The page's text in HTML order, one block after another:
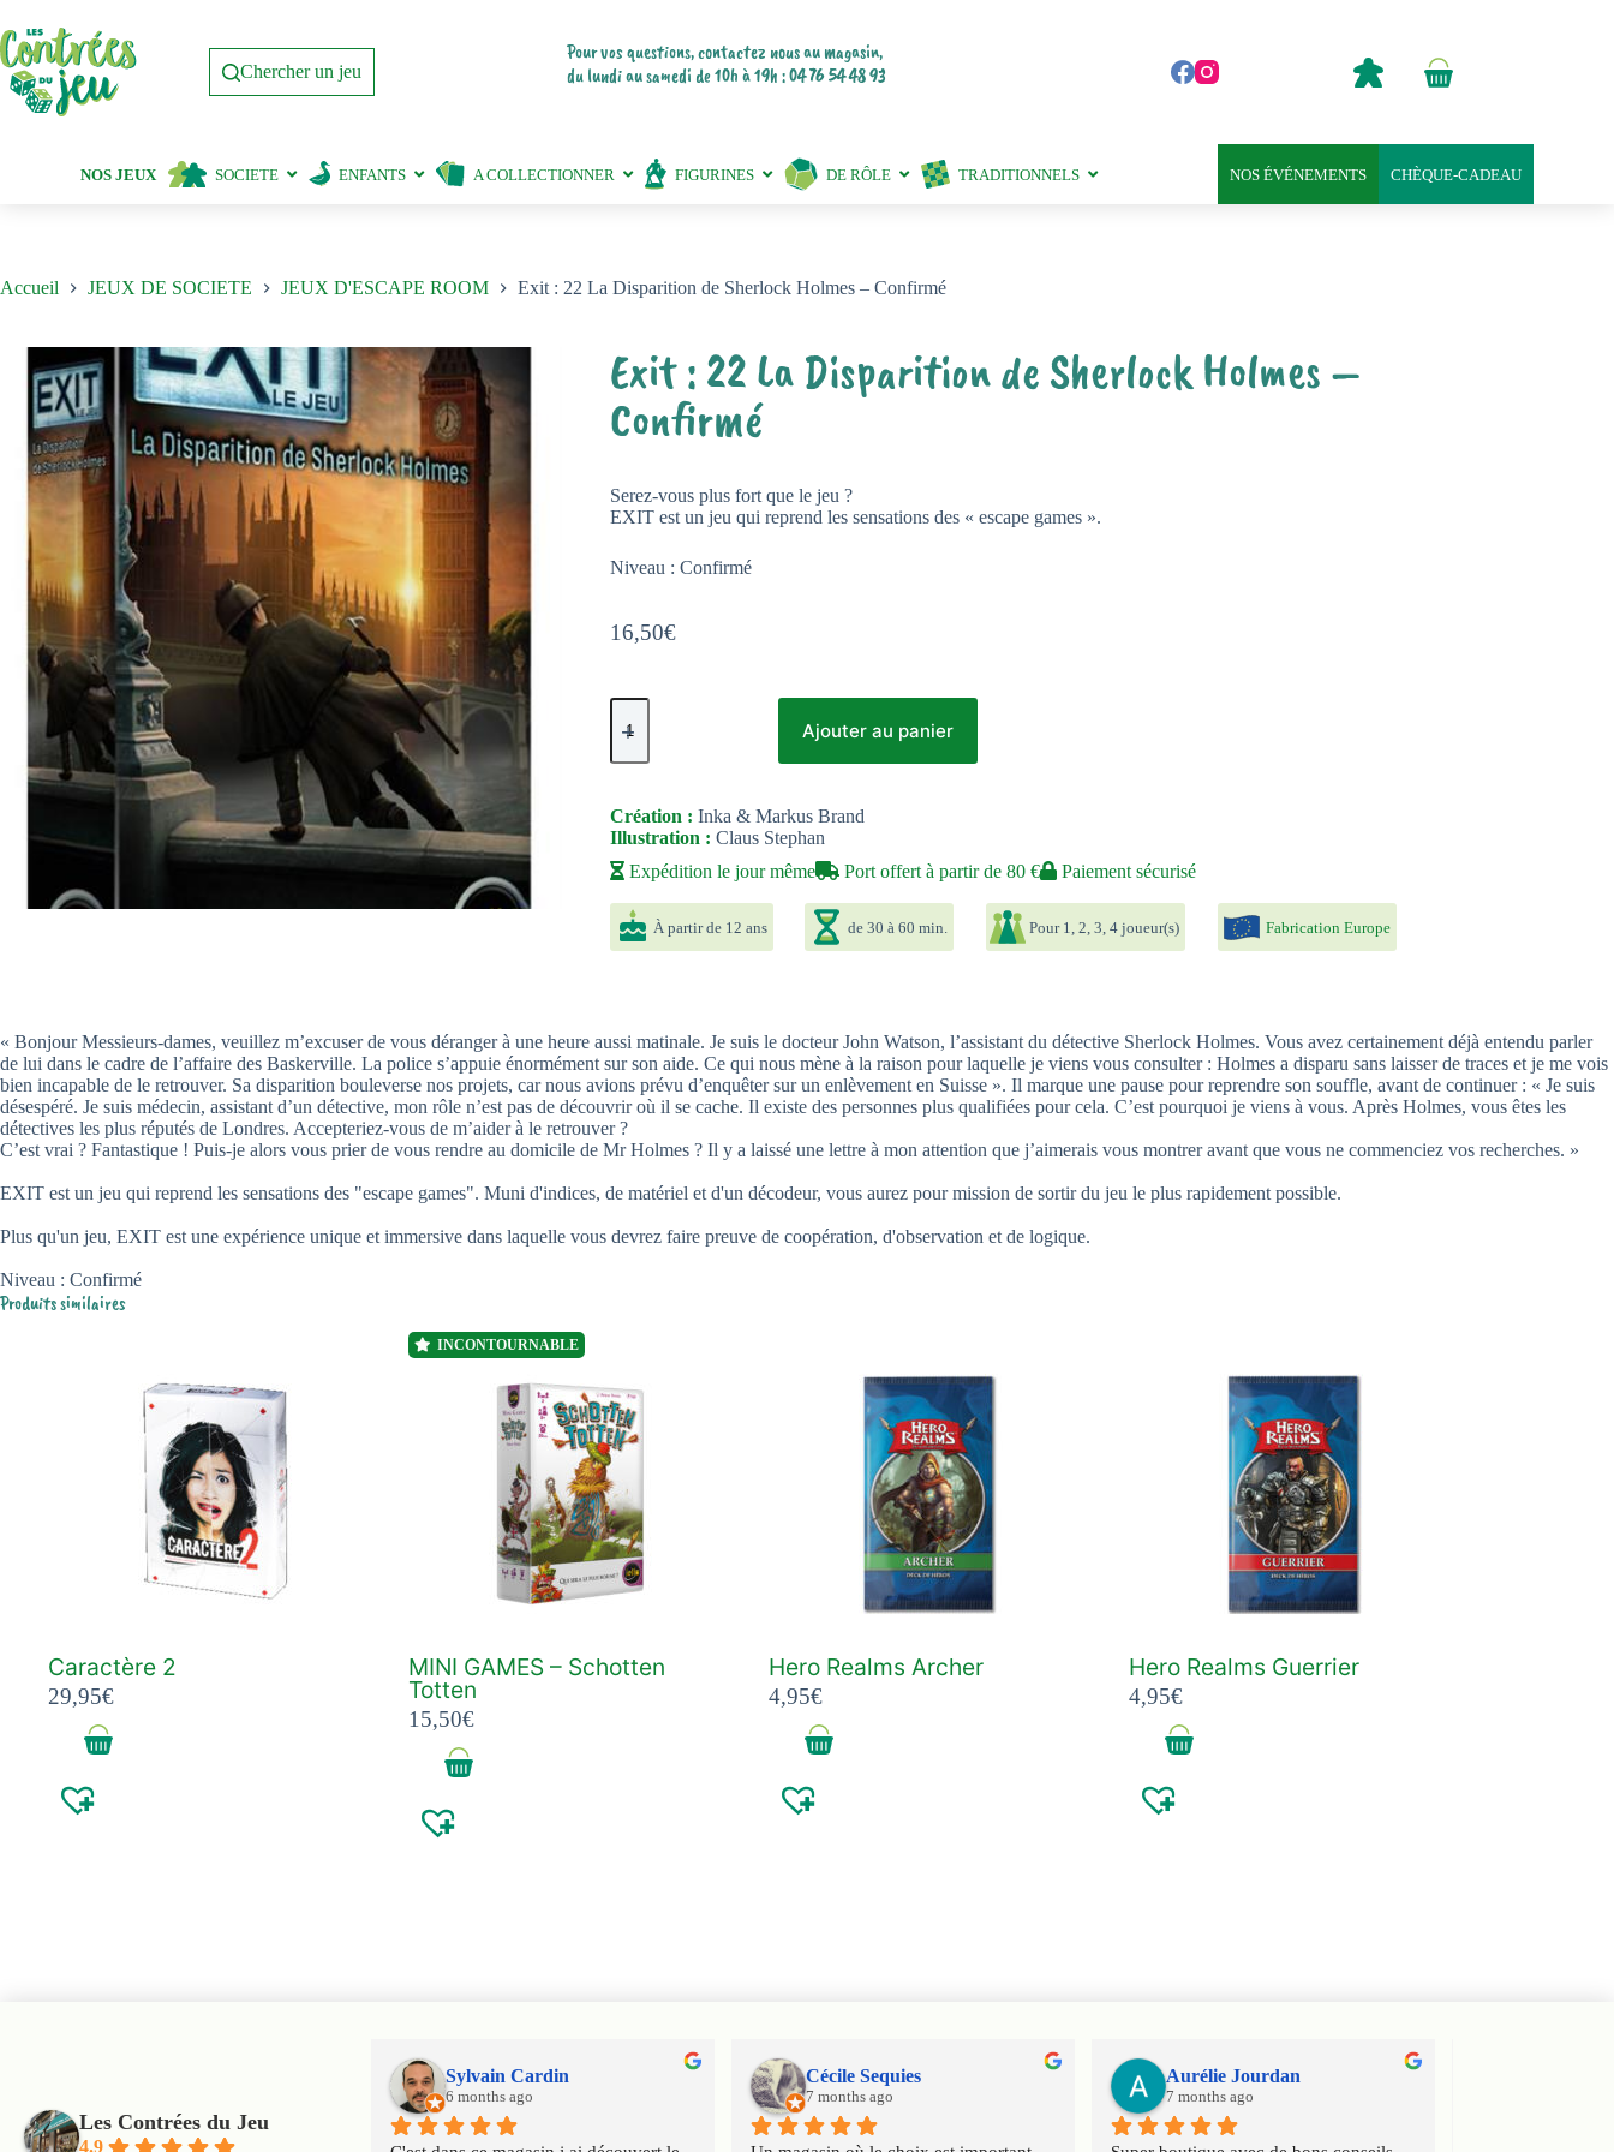
au
contenu
Chercher un jeu
Pour vos questions, contactez nous au magasin,
du lundi au samedi de 10h à 19h : 04 76 54 48 93
Panier
0,00
NOS JEUX SOCIETE ENFANTS A COLLECTIONNER FIGURINES DE RÔLE TRADITIONNELS CHÈQUE-CADEAU
NOS ÉVÉNEMENTS
Accueil JEUX DE SOCIETE JEUX D'ESCAPE ROOM Exit : 22 La Disparition de Sherlock Holmes – Confirmé
Exit : 22 La Disparition de Sherlock Holmes –
Confirmé
16,50€
Serez-vous plus fort que le jeu ?
EXIT est un jeu qui reprend les sensations des « escape games ».
Niveau : Confirmé
quantité
de
:
La
Disparition
de
Sherlock
-
Confirmé
Ajouter au panier
Expédition le jour même Port offert à partir de 80 € Paiement sécurisé
Création : Inka & Markus Brand
Illustration : Claus Stephan
À partir de 12 ans de 30 à 60 min. Pour 1, 2, 3, 4 joueur(s) Fabrication Europe
« Bonjour Messieurs-dames, veuillez m’excuser de vous déranger à une heure aussi matinale. Je suis le docteur John Watson, l’assistant du détective Sherlock Holmes. Vous avez certainement déjà entendu parler
de lui dans le cadre de l’affaire des Baskerville. La police s’appuie énormément sur son aide. Ce qui nous mène à la raison pour laquelle je viens vous consulter : Holmes a disparu sans laisser de traces et je me vois
bien incapable de le retrouver. Sa disparition bouleverse nos projets, car nous avions prévu d’enquêter sur un enlèvement en Suisse ». Il marque une pause pour reprendre son souffle, avant de continuer : « Je suis
désespéré. Je suis médecin, assistant d’un détective, mon rôle n’est pas de découvrir où il se cache. Il existe des personnes plus qualifiées pour cela. C’est pourquoi je viens à vous. Après Holmes, vous êtes les
détectives les plus réputés de Londres. Accepteriez-vous de m’aider à le retrouver ?
C’est vrai ? Fantastique ! Puis-je alors vous prier de vous rendre au domicile de Mr Holmes ? Il y a laissé une lettre à mon attention que j’aimerais vous montrer avant que vous ne commenciez vos recherches. »
EXIT est un jeu qui reprend les sensations des "escape games". Muni d'indices, de matériel et d'un décodeur, vous aurez pour mission de sortir du jeu le plus rapidement possible.
Plus qu'un jeu, EXIT est une expérience unique et immersive dans laquelle vous devrez faire preuve de coopération, d'observation et de logique.
Niveau : Confirmé
Produits similaires
Caractère 2
29,95€
INCONTOURNABLE
MINI GAMES – Schotten
Totten
15,50€
Hero Realms Archer
4,95€
Hero Realms Guerrier
4,95€
Les Contrées du Jeu
4.9
Sylvain Cardin
6 months ago
Cécile Sequies
7 months ago
Aurélie Jourdan
7 months ago